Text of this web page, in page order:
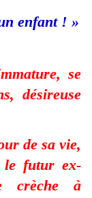
enfant ! »
se
désireuse
de sa vie,
le futur ex-
crèche à